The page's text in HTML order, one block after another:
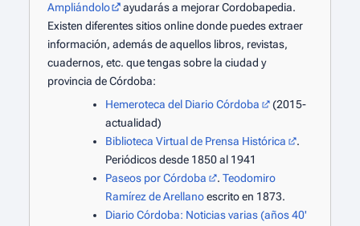
Ampliándolo
ayudarás a mejorar Cordobapedia.
Existen diferentes sitios online donde puedes extraer
información, además de aquellos libros, revistas,
cuadernos, etc. que tengas sobre la ciudad y
provincia de Córdoba:
Hemeroteca del Diario Córdoba
(2015-
actualidad)
Biblioteca Virtual de Prensa Histórica
.
Periódicos desde 1850 al 1941
Paseos por Córdoba
. Teodomiro
Ramírez de Arellanoescrito en 1873.
Diario Córdoba: Noticias varias (años 40'